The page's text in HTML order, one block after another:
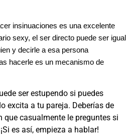
insinuaciones es una excelente
sexy, el ser directo puede ser igual
y decirle a esa persona
hacerle es un mecanismo de
ser estupendo si puedes
excita a tu pareja. Deberías de
que casualmente le preguntes si
es así, empieza a hablar!